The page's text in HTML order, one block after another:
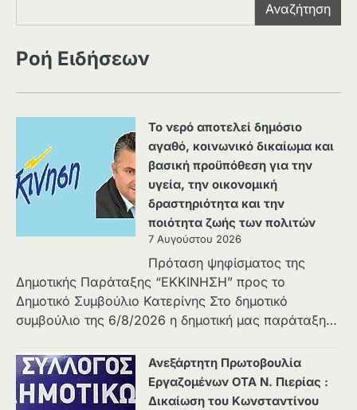
Αναζήτηση
Ροή Ειδήσεων
Το νερό αποτελεί δημόσιο
αγαθό, κοινωνικό δικαίωμα και
βασική προϋπόθεση για την
υγεία, την οικονομική
δραστηριότητα και την
ποιότητα ζωής των πολιτών
7 Αυγούστου 2026
Πρόταση ψηφίσματος της
Δημοτικής Παράταξης “ΕΚΚΙΝΗΣΗ” προς το
Δημοτικό Συμβούλιο Κατερίνης Στο δημοτικό
συμβούλιο της 6/8/2026 η δημοτική μας παράταξη…
Ανεξάρτητη Πρωτοβουλία
Εργαζομένων ΟΤΑ Ν. Πιερίας :
Δικαίωση του Κωνσταντίνου